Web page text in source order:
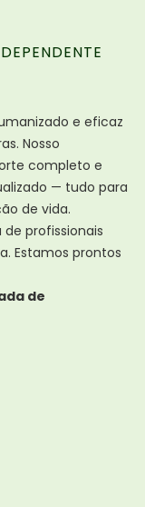
e eficaz
Nosso
completo e
— tudo para
de vida.
profissionais
Estamos prontos
de